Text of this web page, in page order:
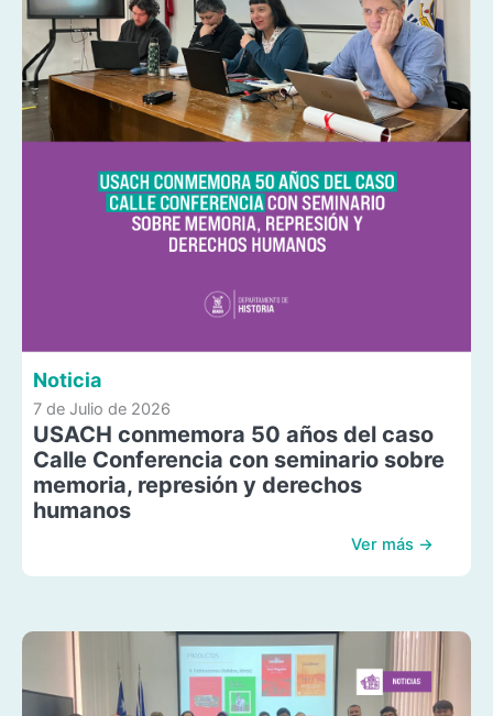
Noticia
7 de Julio de 2026
USACH conmemora 50 años del caso
Calle Conferencia con seminario sobre
memoria, represión y derechos
humanos
Ver más →